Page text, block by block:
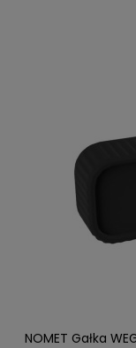
NOMET Gałka